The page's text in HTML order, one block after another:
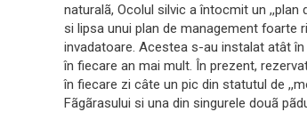
naturalã, Ocolul silvic a întocmit un
si lipsa unui plan de management foarte
invadatoare. Acestea s-au instalat atât
în fiecare an mai mult. În prezent,
în fiecare zi câte un pic din statutul de
Fãgãrasului si una din singurele douã